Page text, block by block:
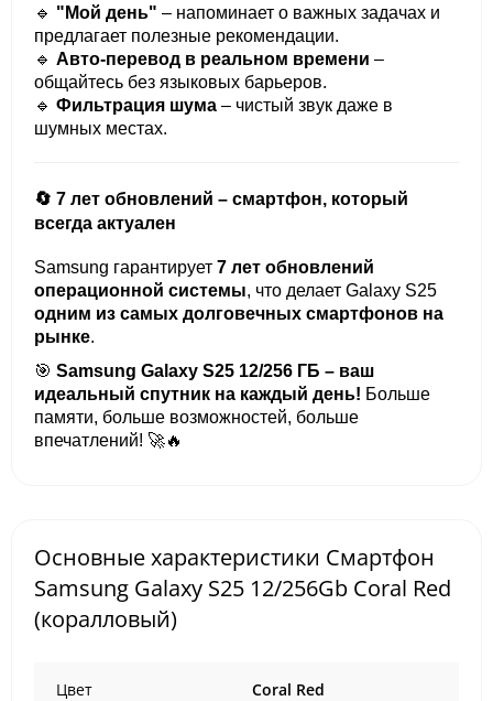
🔹 "Мой день" – напоминает о важных задачах и
предлагает полезные рекомендации.
🔹 Авто-перевод в реальном времени –
общайтесь без языковых барьеров.
🔹 Фильтрация шума – чистый звук даже в
шумных местах.
🔄 7 лет обновлений – смартфон, который
всегда актуален
Samsung гарантирует 7 лет обновлений
операционной системы, что делает Galaxy S25
одним из самых долговечных смартфонов на
рынке.
🎯 Samsung Galaxy S25 12/256 ГБ – ваш
идеальный спутник на каждый день! Больше
памяти, больше возможностей, больше
впечатлений! 🚀🔥
Основные характеристики Смартфон
Samsung Galaxy S25 12/256Gb Coral Red
(коралловый)
Цвет Coral Red